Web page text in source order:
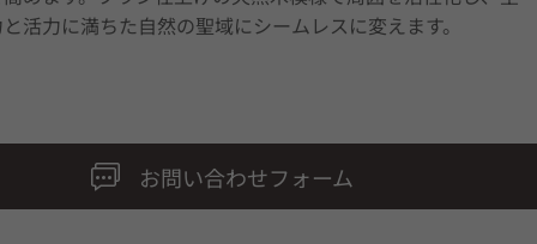
活力に満ちた自然の聖域にシームレスに変えます。
お問い合わせフォーム